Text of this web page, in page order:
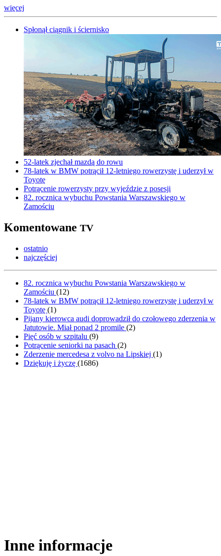
więcej
Spłonął ciągnik i ściernisko
52-latek zjechał mazdą do rowu
78-latek w BMW potrącił 12-letniego rowerzystę i uderzył w
Toyotę
Potrącenie rowerzysty przy wyjeździe z posesji
82. rocznica wybuchu Powstania Warszawskiego w
Zamościu
Komentowane TV
ostatnio
najczęściej
82. rocznica wybuchu Powstania Warszawskiego w
Zamościu (12)
78-latek w BMW potrącił 12-letniego rowerzystę i uderzył w
Toyotę (1)
Pijany kierowca audi doprowadził do czołowego zderzenia w
Jatutowie. Miał ponad 2 promile (2)
Pięć osób w szpitalu (9)
Potrącenie seniorki na pasach (2)
Zderzenie mercedesa z volvo na Lipskiej (1)
Dziękuję i życzę (1686)
Inne informacje